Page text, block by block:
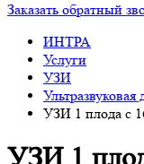
Заказать обратный
ИНТРА
Услуги
УЗИ
Ультразвуковая
УЗИ 1 плода с